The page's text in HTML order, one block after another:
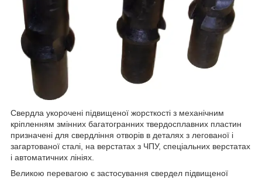
Свердла укорочені підвищеної жорсткості з механічним
кріпленням змінних багатогранних твердосплавних пластин
призначені для свердління отворів в деталях з легованої і
загартованої сталі, на верстатах з ЧПУ, спеціальних верстатах
і автоматичних лініях.
Великою перевагою є застосування свердел підвищеної